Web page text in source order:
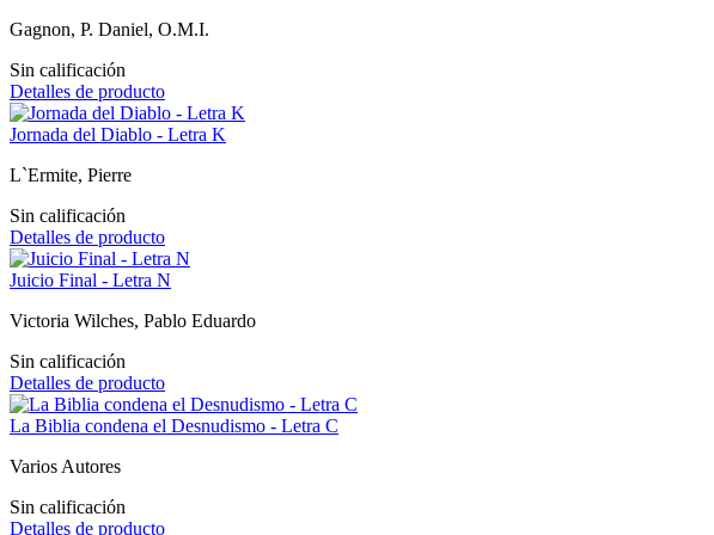
Gagnon, P. Daniel, O.M.I.
Sin calificación
Detalles de producto
Jornada del Diablo - Letra K
L`Ermite, Pierre
Sin calificación
Detalles de producto
Juicio Final - Letra N
Victoria Wilches, Pablo Eduardo
Sin calificación
Detalles de producto
La Biblia condena el Desnudismo - Letra C
Varios Autores
Sin calificación
Detalles de producto